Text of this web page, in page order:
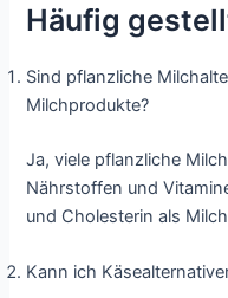
Häufig
Sind pflanzliche
Milchprodukte?
Ja, viele pflanzliche
Nährstoffen und
und Cholesterin als
Kann ich